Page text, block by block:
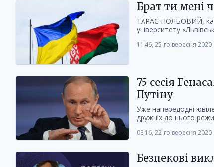
Брат ти мені
ТАРАС ПОЛЬОВИЙ,
університету
11:46, 25-го вересня 2020 ·
75 сесія
Путіну
Уже напередодні
дружніх до нього
08:16, 22-го вересня 2020 ·
Безпекові